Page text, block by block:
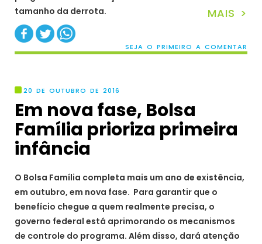
tamanho da derrota.
MAIS >
SEJA O PRIMEIRO A COMENTAR
20 DE OUTUBRO DE 2016
Em nova fase, Bolsa
Família prioriza primeira
infância
O Bolsa Família completa mais um ano de existência,
em outubro, em nova fase. Para garantir que o
benefício chegue a quem realmente precisa, o
governo federal está aprimorando os mecanismos
de controle do programa. Além disso, dará atenção